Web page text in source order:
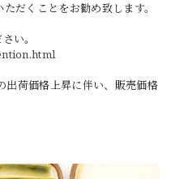
だくことをお勧め致します。
い。
出荷価格上昇に伴い、販売価格